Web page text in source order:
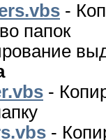
-
папок
-
-